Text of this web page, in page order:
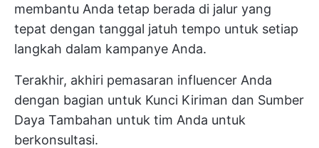
membantu Anda tetap berada di jalur yang
tepat dengan tanggal jatuh tempo untuk setiap
langkah dalam kampanye Anda.
Terakhir, akhiri pemasaran influencer Anda
dengan bagian untuk Kunci Kiriman dan Sumber
Daya Tambahan untuk tim Anda untuk
berkonsultasi.